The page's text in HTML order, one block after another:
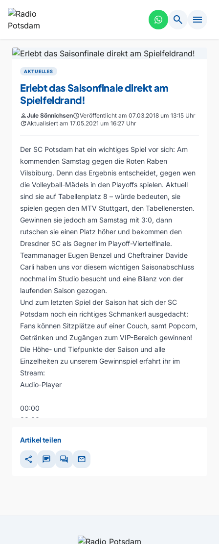
search menu
AKTUELLES
Erlebt das Saisonfinale direkt am
Spielfeldrand!
personJule SönnichsenscheduleVeröffentlicht am 07.03.2018 um 13:15 Uhr
updateAktualisiert am 17.05.2021 um 16:27 Uhr
Der SC Potsdam hat ein wichtiges Spiel vor sich: Am
kommenden Samstag gegen die Roten Raben
Vilsbiburg. Denn das Ergebnis entscheidet, gegen wen
die Volleyball-Mädels in den Playoffs spielen. Aktuell
sind sie auf Tabellenplatz 8 – würde bedeuten, sie
spielen gegen den MTV Stuttgart, den Tabellenersten.
Gewinnen sie jedoch am Samstag mit 3:0, dann
rutschen sie einen Platz höher und bekommen den
Dresdner SC als Gegner im Playoff-Viertelfinale.
Teammanager Eugen Benzel und Cheftrainer Davide
Carli haben uns vor diesem wichtigen Saisonabschluss
nochmal im Studio besucht und eine Bilanz von der
laufenden Saison gezogen.
Und zum letzten Spiel der Saison hat sich der SC
Potsdam noch ein richtiges Schmankerl ausgedacht:
Fans können Sitzplätze auf einer Couch, samt Popcorn,
Getränken und Zugängen zum VIP-Bereich gewinnen!
Die Höhe- und Tiefpunkte der Saison und alle
Einzelheiten zu unserem Gewinnspiel erfahrt ihr im
Stream:
Audio-Player
00:00
00:00
Artikel teilen
share chat forum mail